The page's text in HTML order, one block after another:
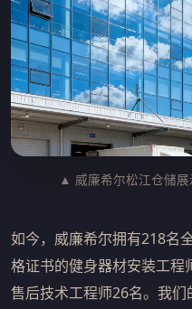
▲ 威廉希尔松江仓储
如今，威廉希尔拥有218名
格证书的健身器材安装工程
售后技术工程师26名。我